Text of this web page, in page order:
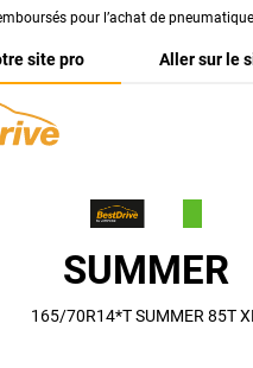
pour l’achat de
site pro Aller sur le
SUMMER
165/70R14*T SUMMER 85T XL